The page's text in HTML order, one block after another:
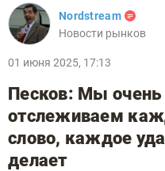
Nordstream
Новости рынков
01 июня 2025, 17:13
Песков: Мы очень
отслеживаем
слово, каждое
делает